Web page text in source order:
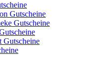
Gutscheine
Gutscheine
Gutscheine